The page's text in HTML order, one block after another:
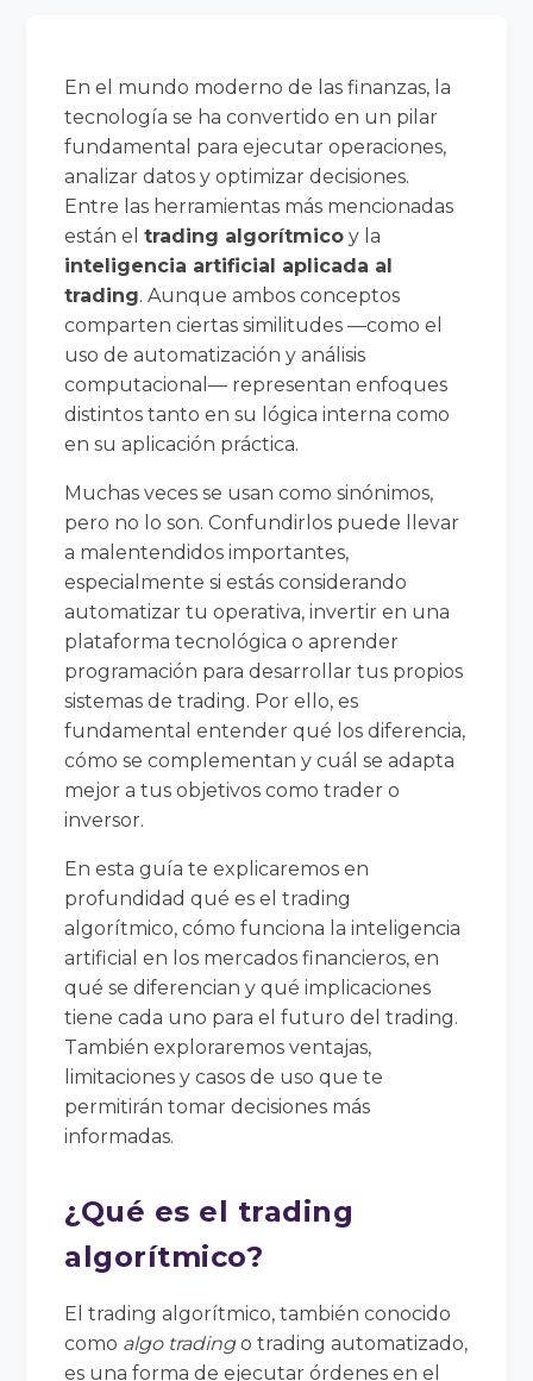
En el mundo moderno de las finanzas, la
tecnología se ha convertido en un pilar
fundamental para ejecutar operaciones,
analizar datos y optimizar decisiones.
Entre las herramientas más mencionadas
están eltrading algorítmico y la
inteligencia artificial aplicada al
trading. Aunque ambos conceptos
comparten ciertas similitudes —como el
uso de automatización y análisis
computacional— representan enfoques
distintos tanto en su lógica interna como
en su aplicación práctica.
Muchas veces se usan como sinónimos,
pero no lo son. Confundirlos puede llevar
a malentendidos importantes,
especialmente si estás considerando
automatizar tu operativa, invertir en una
plataforma tecnológica o aprender
programación para desarrollar tus propios
sistemas de trading. Por ello, es
fundamental entender qué los diferencia,
cómo se complementan y cuál se adapta
mejor a tus objetivos como trader o
inversor.
En esta guía te explicaremos en
profundidad qué es el trading
algorítmico, cómo funciona la inteligencia
artificial en los mercados financieros, en
qué se diferencian y qué implicaciones
tiene cada uno para el futuro del trading.
También exploraremos ventajas,
limitaciones y casos de uso que te
permitirán tomar decisiones más
informadas.
¿Qué es el trading
algorítmico?
El trading algorítmico, también conocido
como algo tradingo trading automatizado,
es una forma de ejecutar órdenes en el